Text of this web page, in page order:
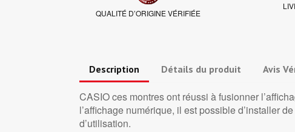
QUALITÉ D’ORIGINE VÉRIFIÉE
Description Détails du produit Avis
CASIO ces montres ont réussi à fusionner
l’affichage numérique, il est possible d’installer
d’utilisation.